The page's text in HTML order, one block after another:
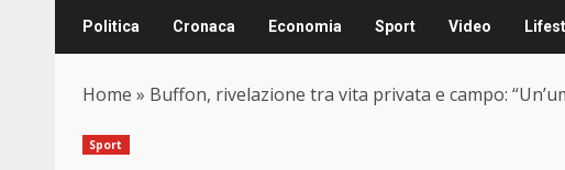
Politica Cronaca Economia Sport Video
Home » Buffon, rivelazione tra vita privata e campo:
Sport